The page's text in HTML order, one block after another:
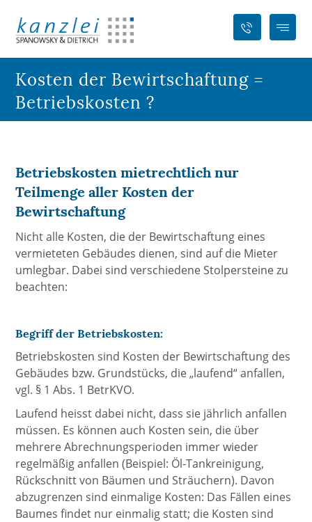
Kosten der Bewirtschaftung =
Betriebskosten ?
Betriebskosten mietrechtlich nur
Teilmenge aller Kosten der
Bewirtschaftung
Nicht alle Kosten, die der Bewirtschaftung eines
vermieteten Gebäudes dienen, sind auf die Mieter
umlegbar. Dabei sind verschiedene Stolpersteine zu
beachten:
Begriff der Betriebskosten:
Betriebskosten sind Kosten der Bewirtschaftung des
Gebäudes bzw. Grundstücks, die „laufend“ anfallen,
vgl. § 1 Abs. 1 BetrKVO.
Laufend heisst dabei nicht, dass sie jährlich anfallen
müssen. Es können auch Kosten sein, die über
mehrere Abrechnungsperioden immer wieder
regelmäßig anfallen (Beispiel: Öl-Tankreinigung,
Rückschnitt von Bäumen und Sträuchern). Davon
abzugrenzen sind einmalige Kosten: Das Fällen eines
Baumes findet nur einmalig statt; die Kosten sind